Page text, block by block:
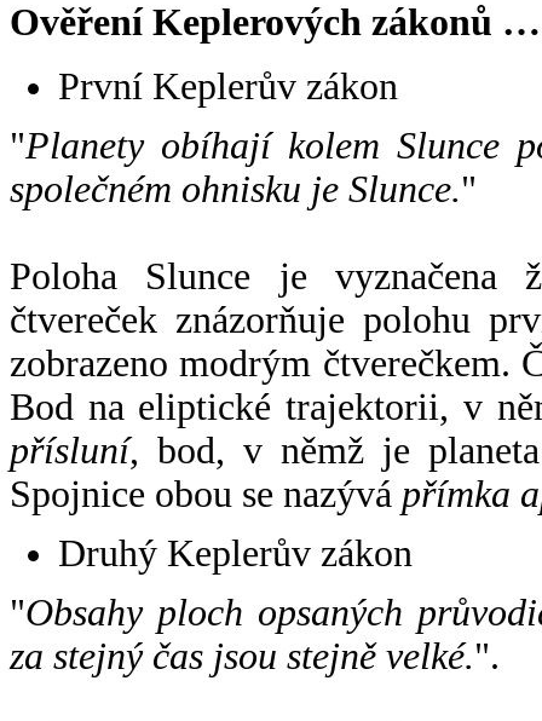
Ověření Keplerových zákonů …
První Keplerův zákon
"Planety obíhají kolem Slunce
společném ohnisku je Slunce."
Poloha Slunce je vyznačena
čtvereček znázorňuje polohu
zobrazeno modrým čtverečkem.
Bod na eliptické trajektorii, v
přísluní, bod, v němž je
Spojnice obou se nazývá přímka
Druhý Keplerův zákon
"Obsahy ploch opsaných
za stejný čas jsou stejně velké.".